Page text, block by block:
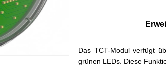
Das TCT-Modul verfügt
grünen LEDs. Diese